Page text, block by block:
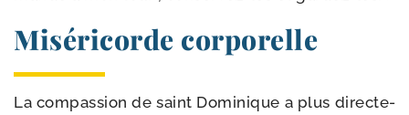
Miséricorde corporelle
La com­pas­sion de saint Dominique a plus direc­te­